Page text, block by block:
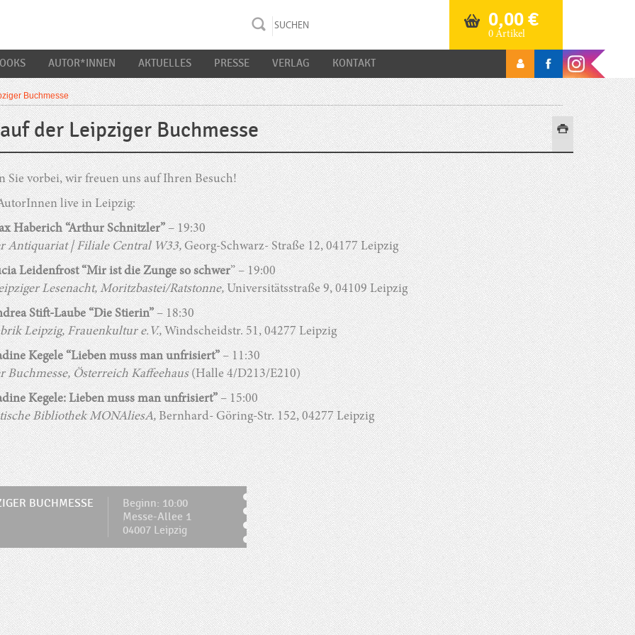
0,00€
0 Artikel
AUTOR*INNEN AKTUELLES PRESSE VERLAG KONTAKT
Buchmesse
der Leipziger Buchmesse
Sie vorbei, wir freuen uns auf Ihren Besuch!
live in Leipzig:
Haberich “Arthur Schnitzler”– 19:30
Antiquariat | Filiale Central W33,Georg-Schwarz- Straße 12, 04177 Leipzig
Leidenfrost “Mir ist die Zunge so schwer” – 19:00
Lesenacht, Moritzbastei/Ratstonne,Universitätsstraße 9, 04109 Leipzig
Stift-Laube “Die Stierin”– 18:30
Leipzig, Frauenkultur e.V.,Windscheidstr. 51, 04277 Leipzig
Kegele “Lieben muss man unfrisiert”– 11:30
Buchmesse, Österreich Kaffeehaus(Halle 4/D213/E210)
Kegele: Lieben muss man unfrisiert”– 15:00
BibliothekMONAliesA,Bernhard- Göring-Str. 152, 04277 Leipzig
BUCHMESSE
Beginn: 10:00
Messe-Allee 1
04007 Leipzig